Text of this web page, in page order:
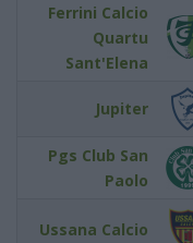
Ferrini Calcio
Quartu
Sant'Elena
Jupiter
Pgs Club San
Paolo
Ussana Calcio